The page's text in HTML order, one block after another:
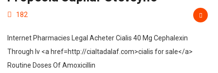
182
Internet Pharmacies Legal Acheter Cialis 40 Mg Cephalexin
Through Iv <a href=http://cialtadalaf.com>cialis for sale</a>
Routine Doses Of Amoxicillin